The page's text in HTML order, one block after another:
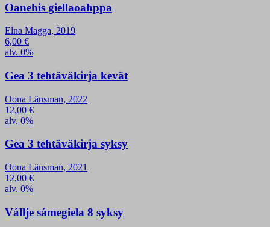
Oanehis giellaoahppa
Elna Magga, 2019
6,00 €
alv. 0%
Gea 3 tehtäväkirja kevät
Oona Länsman, 2022
12,00 €
alv. 0%
Gea 3 tehtäväkirja syksy
Oona Länsman, 2021
12,00 €
alv. 0%
Vállje sámegiela 8 syksy